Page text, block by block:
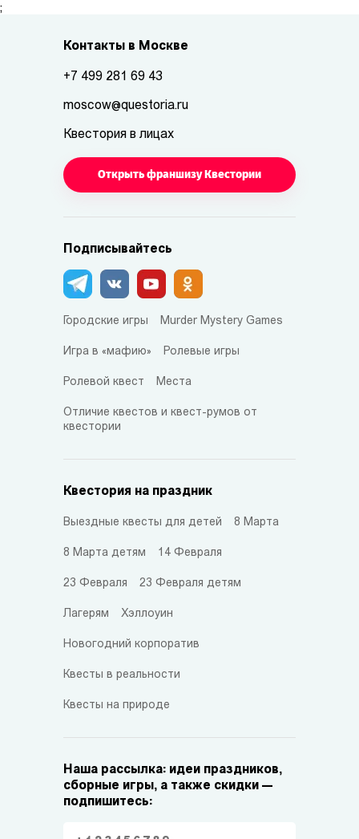
;
Контакты в Москве
+7 499 281 69 43
moscow@questoria.ru
Квестория в лицах
Открыть франшизу Квестории
Подписывайтесь
Городские игры Murder Mystery Games
Игра в «мафию» Ролевые игры
Ролевой квест Места
Отличие квестов и квест-румов от
квестории
Квестория на праздник
Выездные квесты для детей 8 Марта
8 Марта детям 14 Февраля
23 Февраля 23 Февраля детям
Лагерям Хэллоуин
Новогодний корпоратив
Квесты в реальности
Квесты на природе
Наша рассылка: идеи праздников,
сборные игры, а также скидки —
подпишитесь: